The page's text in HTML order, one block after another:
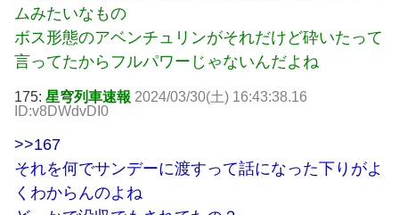
ムみたいなもの
ボス形態のアベンチュリンがそれだけど砕いたって
言ってたからフルパワーじゃないんだよね
175: 星穹列車速報 2024/03/30(土) 16:43:38.16
ID:v8DWdvDI0
>>167
それを何でサンデーに渡すって話になった下りがよ
くわからんのよね